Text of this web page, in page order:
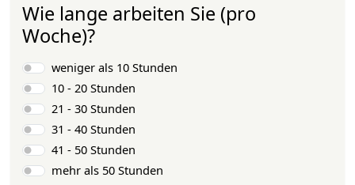
Wie lange arbeiten Sie (pro
Woche)?
Auswahlmöglichkeiten
weniger als 10 Stunden
10 - 20 Stunden
21 - 30 Stunden
31 - 40 Stunden
41 - 50 Stunden
mehr als 50 Stunden